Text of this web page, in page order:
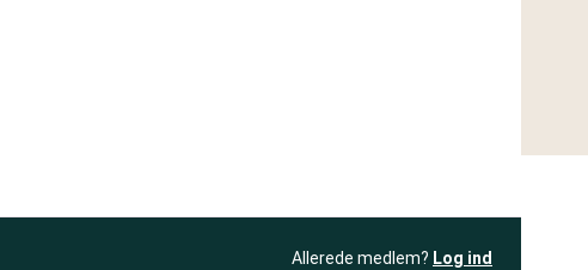
Allerede medlem? Log ind